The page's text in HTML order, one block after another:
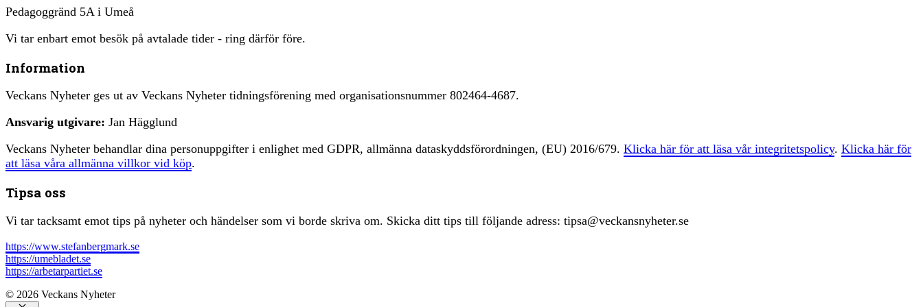
Pedagoggränd 5A i Umeå
Vi tar enbart emot besök på avtalade tider - ring därför före.
Information
Veckans Nyheter ges ut av Veckans Nyheter tidningsförening med organisationsnummer 802464-4687.
Ansvarig utgivare: Jan Hägglund
Veckans Nyheter behandlar dina personuppgifter i enlighet med GDPR, allmänna dataskyddsförordningen, (EU) 2016/679. Klicka här för att läsa vår integritetspolicy. Klicka här för
att läsa våra allmänna villkor vid köp.
Tipsa oss
Vi tar tacksamt emot tips på nyheter och händelser som vi borde skriva om. Skicka ditt tips till följande adress: tipsa@veckansnyheter.se
https://www.stefanbergmark.se
https://umebladet.se
https://arbetarpartiet.se
© 2026 Veckans Nyheter